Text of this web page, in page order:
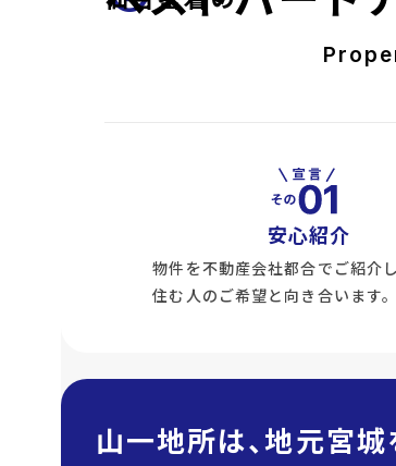
安心紹介
物件を不動産会社都合でご紹介
住む人のご希望と向き合います。
山一地所は、地元宮城